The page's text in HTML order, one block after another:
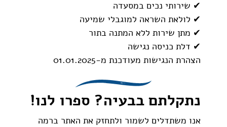
✔ שירותי נכים במסעדה
✔ לולאת השראה למוגבלי שמיעה
✔ מתן שירות ללא המתנה בתור
✔ דלת כניסה נגישה
הצהרת הנגישות מעודכנת מ-01.01.2025
נתקלתם בבעיה? ספרו לנו!
אנו משתדלים לשמור ולתחזק את האתר ברמה